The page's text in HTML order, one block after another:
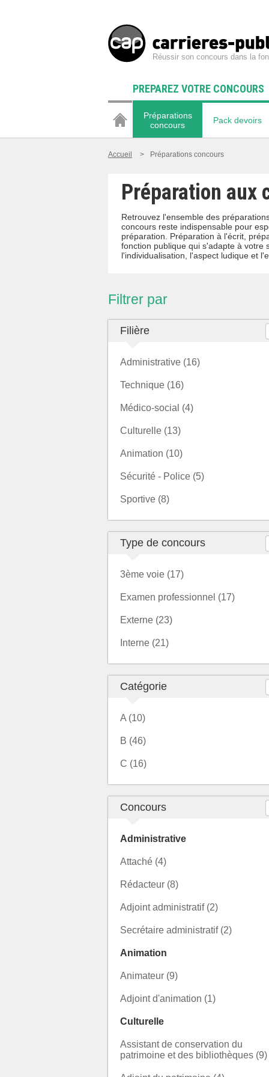
Réussir son concours dans la
PREPAREZ VOTRE CONCOURS
Préparations
concours
Pack devoirs
Accueil > Préparations concours
Préparation aux
Retrouvez l'ensemble des
concours reste indispensable pour
préparation. Préparation à l'écrit,
fonction publique qui s'adapte à votre
l'individualisation, l'aspect ludique et
Filtrer par
Filière
Administrative (16)
Technique (16)
Médico-social (4)
Culturelle (13)
Animation (10)
Sécurité - Police (5)
Sportive (8)
Type de concours
3ème voie (17)
Examen professionnel (17)
Externe (23)
Interne (21)
Catégorie
A (10)
B (46)
C (16)
Concours
Administrative
Attaché (4)
Rédacteur (8)
Adjoint administratif (2)
Secrétaire administratif (2)
Animation
Animateur (9)
Adjoint d'animation (1)
Culturelle
Assistant de conservation du
patrimoine et des bibliothèques (9)